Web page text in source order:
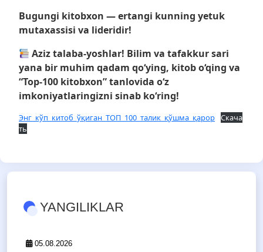
Bugungi kitobxon — ertangi kunning yetuk
mutaxassisi va lideridir!
Aziz talaba-yoshlar! Bilim va tafakkur sari
yana bir muhim qadam qo‘ying, kitob o‘qing va
“Top-100 kitobxon” tanlovida o‘z
imkoniyatlaringizni sinab ko‘ring!
Энг_кўп_китоб_ўқиган_ТОП_100_талик_қўшма_қарор Скача
ть
YANGILIKLAR
05.08.2026